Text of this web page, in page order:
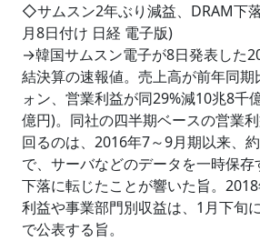
◇サムスン2年ぶり減益、DRAM下
月8日付け 日経 電子版)
→韓国サムスン電子が8日発表した
結決算の速報値。売上高が前年同期
ォン、営業利益が同29%減10兆8千
億円)。同社の四半期ベースの営業
回るのは、2016年7～9月期以来、
で、サーバなどのデータを一時保
下落に転じたことが響いた旨。
利益や事業部門別収益は、1月下旬
で公表する旨。